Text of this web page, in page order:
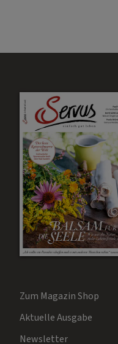
Zum Magazin Shop
Aktuelle Ausgabe
Newsletter